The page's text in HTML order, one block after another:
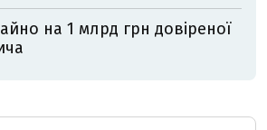
на 1 млрд грн довіреної